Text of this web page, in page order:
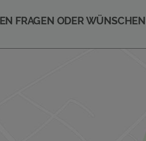
FRAGEN ODER